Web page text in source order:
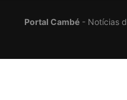
Portal Cambé- Notícias